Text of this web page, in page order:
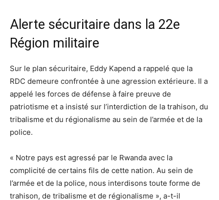
Alerte sécuritaire dans la 22e
Région militaire
Sur le plan sécuritaire, Eddy Kapend a rappelé que la
RDC demeure confrontée à une agression extérieure. Il a
appelé les forces de défense à faire preuve de
patriotisme et a insisté sur l’interdiction de la trahison, du
tribalisme et du régionalisme au sein de l’armée et de la
police.
« Notre pays est agressé par le Rwanda avec la
complicité de certains fils de cette nation. Au sein de
l’armée et de la police, nous interdisons toute forme de
trahison, de tribalisme et de régionalisme », a-t-il